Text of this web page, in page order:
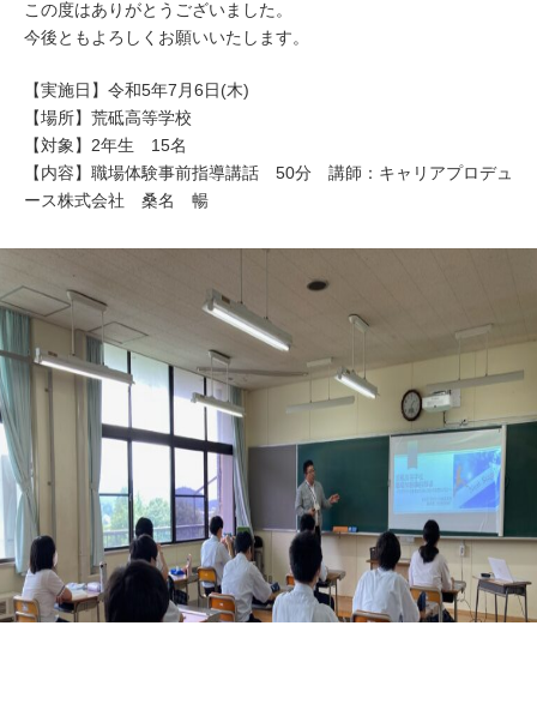
この度はありがとうございました。
今後ともよろしくお願いいたします。
【実施日】令和5年7月6日(木)
【場所】荒砥高等学校
【対象】2年生 15名
【内容】職場体験事前指導講話 50分 講師：キャリアプロデュ
ース株式会社 桑名 暢